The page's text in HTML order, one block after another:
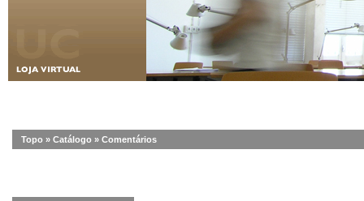
Topo » Catálogo » Comentários